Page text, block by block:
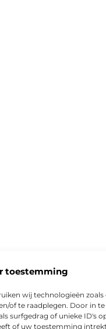
toestemming
wij technologieën
of te raadplegen. Door in
surfgedrag of unieke ID's
of uw toestemming